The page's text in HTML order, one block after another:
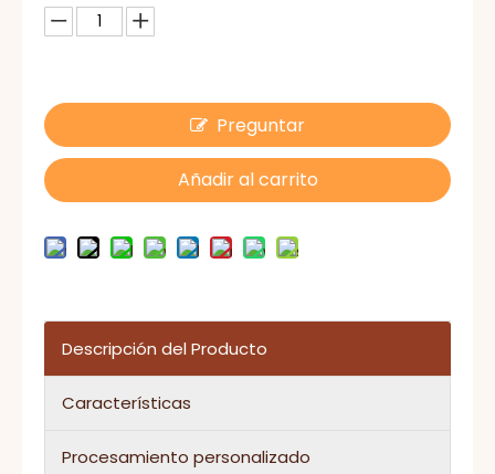
Preguntar
Añadir al carrito
Descripción del Producto
Características
Procesamiento personalizado